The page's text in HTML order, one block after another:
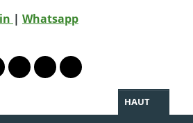
| Whatsapp
Mastodon
Bluesky
le profil Instagram
vers le profil Linkedin
Lien vers le profil Facebook
Lien vers le profil Twitter
Partager par WhatsApp
HAUT